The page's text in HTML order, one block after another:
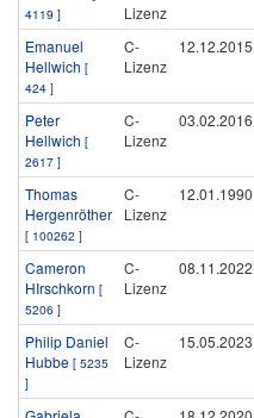
4119 ]
Lizenz
Emanuel
Hellwich [
424 ]
C-
Lizenz
12.12.2015
Peter
Hellwich [
2617 ]
C-
Lizenz
03.02.2016
Thomas
Hergenröther
[ 100262 ]
C-
Lizenz
12.01.1990
Cameron
HIrschkorn [
5206 ]
C-
Lizenz
08.11.2022
Philip Daniel
Hubbe [ 5235
]
C-
Lizenz
15.05.2023